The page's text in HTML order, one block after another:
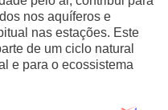
nos aquíferos e
nas estações. Este
de um ciclo natural
e para o ecossistema